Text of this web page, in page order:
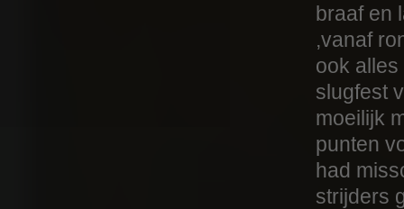
braaf en
,vanaf
ook
slugfest
moeilijk
punten
had
strijders